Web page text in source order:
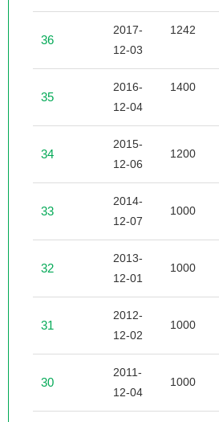
36
2017-
12-03
1242
35
2016-
12-04
1400
34
2015-
12-06
1200
33
2014-
12-07
1000
32
2013-
12-01
1000
31
2012-
12-02
1000
30
2011-
12-04
1000